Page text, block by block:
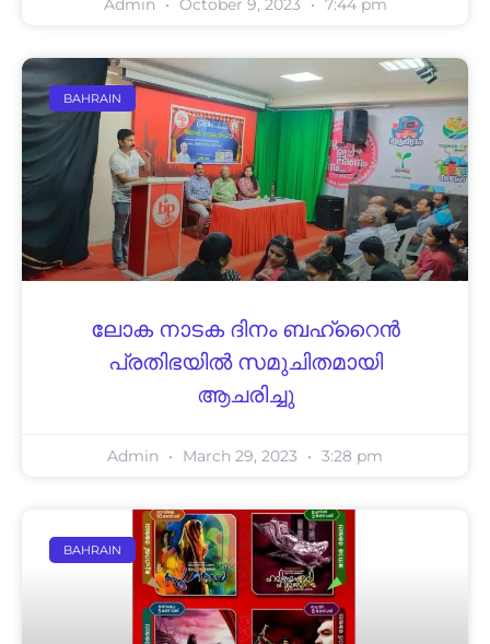
Admin October 9, 2023 7:44 pm
BAHRAIN
ലോക നാടക ദിനം ബഹ്റൈൻ
പ്രതിഭയിൽ സമുചിതമായി
ആചരിച്ചു
Admin March 29, 2023 3:28 pm
BAHRAIN